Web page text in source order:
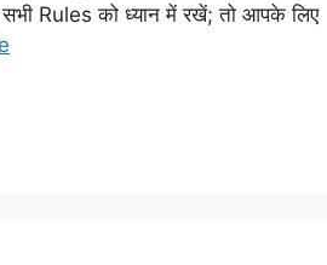
Rules को ध्यान में रखें; तो आपके लिए